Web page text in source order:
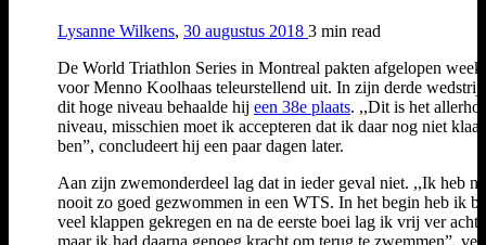
Lysanne Wilkens, 30 augustus 2018 3 min read
De World Triathlon Series in Montreal pakten afgelopen
voor Menno Koolhaas teleurstellend uit. In zijn derde
dit hoge niveau behaalde hij een 38e plaats. ,,Dit is het
niveau, misschien moet ik accepteren dat ik daar nog niet
ben”, concludeert hij een paar dagen later.
Aan zijn zwemonderdeel lag dat in ieder geval niet. ,,Ik heb
nooit zo goed gezwommen in een WTS. In het begin heb ik
veel klappen gekregen en na de eerste boei lag ik vrij ver
maar ik had daarna genoeg kracht om terug te zwemmen”,